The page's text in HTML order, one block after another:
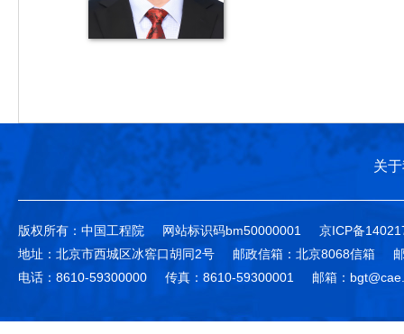
关
版权所有：中国工程院 网站标识码bm50000001
京ICP备
地址：北京市西城区冰窖口胡同2号
邮政信箱：北京8068信箱
电话：8610-59300000
传真：8610-59300001 邮箱：